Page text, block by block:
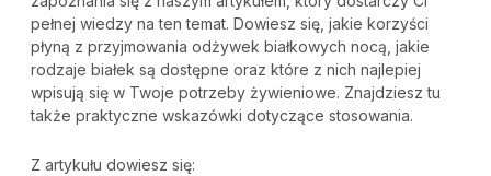
pełnej wiedzy na ten temat. Dowiesz się, jakie korzyści
płyną z przyjmowania odżywek białkowych nocą, jakie
rodzaje białek są dostępne oraz które z nich najlepiej
wpisują się w Twoje potrzeby żywieniowe. Znajdziesz tu
także praktyczne wskazówki dotyczące stosowania.
Z artykułu dowiesz się: